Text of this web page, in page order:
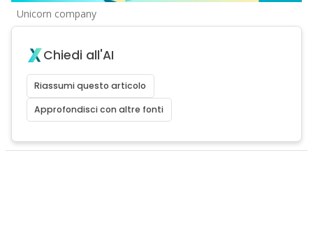
Unicorn company
Chiedi all'AI
Riassumi questo articolo
Approfondisci con altre fonti